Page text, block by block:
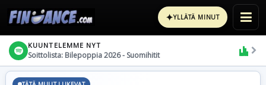
✦YLLÄTÄ MINUT
KUUNTELEMME NYT
Soittolista: Bilepoppia 2026 - Suomihitit